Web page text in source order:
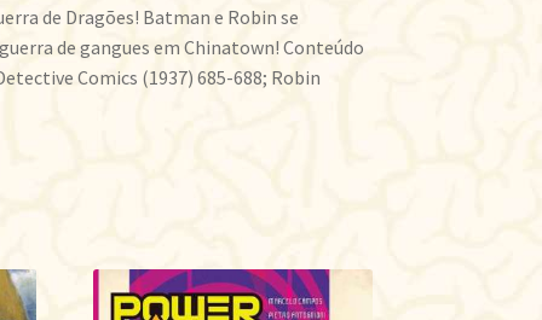
de Dragões! Batman e Robin se
de gangues em Chinatown! Conteúdo
Comics (1937) 685-688; Robin